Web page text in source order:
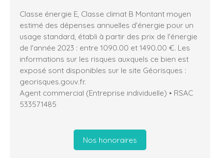
Classe énergie E, Classe climat B Montant moyen
estimé des dépenses annuelles d'énergie pour un
usage standard, établi à partir des prix de l'énergie
de l'année 2023 : entre 1090.00 et 1490.00 €. Les
informations sur les risques auxquels ce bien est
exposé sont disponibles sur le site Géorisques :
georisques.gouv.fr.
Agent commercial (Entreprise individuelle) • RSAC
533571485
Nos honoraires